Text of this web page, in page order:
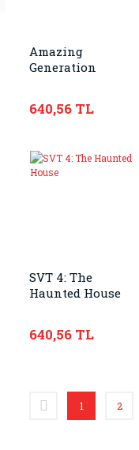
Amazing
Generation
640,56 TL
SVT 4: The
Haunted House
640,56 TL
1 2